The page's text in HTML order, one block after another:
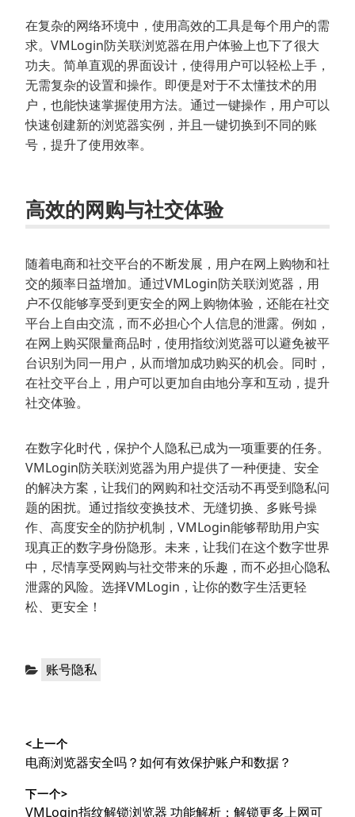
在复杂的网络环境中，使用高效的工具是每个用户的需
求。VMLogin防关联浏览器在用户体验上也下了很大
功夫。简单直观的界面设计，使得用户可以轻松上手，
无需复杂的设置和操作。即便是对于不太懂技术的用
户，也能快速掌握使用方法。通过一键操作，用户可以
快速创建新的浏览器实例，并且一键切换到不同的账
号，提升了使用效率。
高效的网购与社交体验
随着电商和社交平台的不断发展，用户在网上购物和社
交的频率日益增加。通过VMLogin防关联浏览器，用
户不仅能够享受到更安全的网上购物体验，还能在社交
平台上自由交流，而不必担心个人信息的泄露。例如，
在网上购买限量商品时，使用指纹浏览器可以避免被平
台识别为同一用户，从而增加成功购买的机会。同时，
在社交平台上，用户可以更加自由地分享和互动，提升
社交体验。
在数字化时代，保护个人隐私已成为一项重要的任务。
VMLogin防关联浏览器为用户提供了一种便捷、安全
的解决方案，让我们的网购和社交活动不再受到隐私问
题的困扰。通过指纹变换技术、无缝切换、多账号操
作、高度安全的防护机制，VMLogin能够帮助用户实
现真正的数字身份隐形。未来，让我们在这个数字世界
中，尽情享受网购与社交带来的乐趣，而不必担心隐私
泄露的风险。选择VMLogin，让你的数字生活更轻
松、更安全！
分
账号隐私
章
导
<上一个
上
文
电商浏览器安全吗？如何有效保护账户和数据？
下一个>
下
VMLogin指纹解锁浏览器 功能解析：解锁更多上网可